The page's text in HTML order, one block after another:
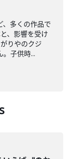
、多くの作品で
、影響を受け
りやのクジ
。子供時...